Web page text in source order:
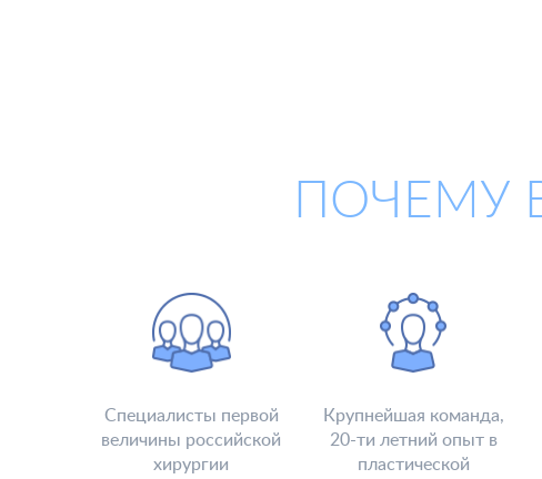
ПОЧЕМУ
Специалисты первой
величины российской
хирургии
Крупнейшая команда,
20-ти летний опыт в
пластической